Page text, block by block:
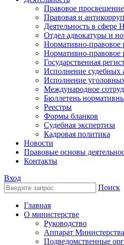
Правовое просвещение
Правовая и
Деятельность в сфере
Отдел адвокатуры и
Нормативно-правовое
Нормативно-правовое
Государственная
Исполнение судебных
Исполнение
Международное
Бюллетень
Реестры
Формы бланков
Судебная экспертиза
Кадровая политика
Новости
Правовые основы
Контакты
Вход
Поиск
Главная
О министерстве
Руководство
Аппарат Министерства
Подведомственные